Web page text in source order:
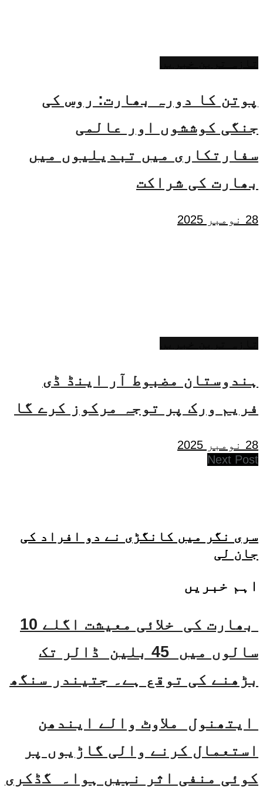
پوتن کا دورہ بھارت: روس کی
جنگی کوششوں اور عالمی
سفارتکاری میں تبدیلیوں میں
بھارت کی شراکت
28 نومبر 2025
ہندوستان مضبوط آر اینڈ ڈی
فریم ورک پر توجہ مرکوز کرے گا
28 نومبر 2025
Next Post
سری نگر میں کانگڑی نے دو افراد کی
جان لی
اہم خبریں
بھارت کی خلائی معیشت اگلے 10
سالوں میں 45 بلین ڈالر تک
بڑھنے کی توقع ہے۔ جتیندر سنگھ
ایتھنول ملاوٹ والے ایندھن
استعمال کرنے والی گاڑیوں پر
کوئی منفی اثر نہیں ہوا۔ گڈکری